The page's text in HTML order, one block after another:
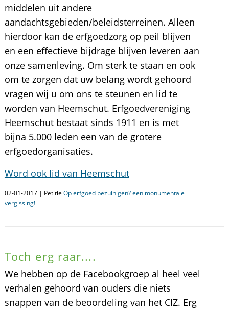
middelen uit andere
aandachtsgebieden/beleidsterreinen. Alleen
hierdoor kan de erfgoedzorg op peil blijven
en een effectieve bijdrage blijven leveren aan
onze samenleving. Om sterk te staan en ook
om te zorgen dat uw belang wordt gehoord
vragen wij u om ons te steunen en lid te
worden van Heemschut. Erfgoedvereniging
Heemschut bestaat sinds 1911 en is met
bijna 5.000 leden een van de grotere
erfgoedorganisaties.
Word ook lid van Heemschut
02-01-2017 | Petitie Op erfgoed bezuinigen? een monumentale
vergissing!
Toch erg raar....
We hebben op de Facebookgroep al heel veel
verhalen gehoord van ouders die niets
snappen van de beoordeling van het CIZ. Erg